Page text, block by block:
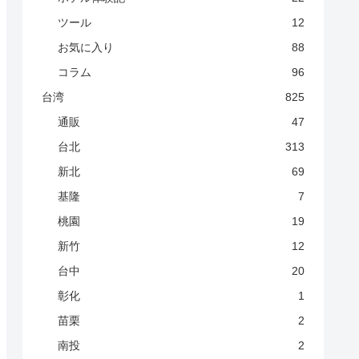
ツール
12
お気に入り
88
コラム
96
台湾
825
通販
47
台北
313
新北
69
基隆
7
桃園
19
新竹
12
台中
20
彰化
1
苗栗
2
南投
2